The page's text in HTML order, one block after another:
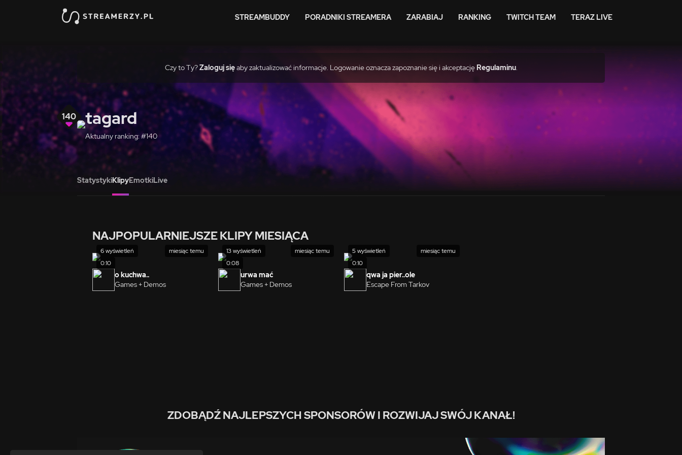
STREAMBUDDY PORADNIKI STREAMERA ZARABIAJ RANKING TWITCH TEAM TERAZ LIVE
Czy to Ty?Zaloguj sięaby zaktualizować informacje. Logowanie oznacza zapoznanie się i akceptacjęRegulaminu.
140 tagard
Aktualny ranking: #140
StatystykiKlipyEmotkiLive
NAJPOPULARNIEJSZE KLIPY MIESIĄCA
0:10
6 wyświetleń miesiąc temu
o kuchwa..
Games + Demos
0:08
13 wyświetleń miesiąc temu
urwa mać
Games + Demos
0:10
5 wyświetleń miesiąc temu
qwa ja pier..ole
Escape From Tarkov
ZDOBĄDŹ NAJLEPSZYCH SPONSORÓW I ROZWIJAJ SWÓJ KANAŁ!